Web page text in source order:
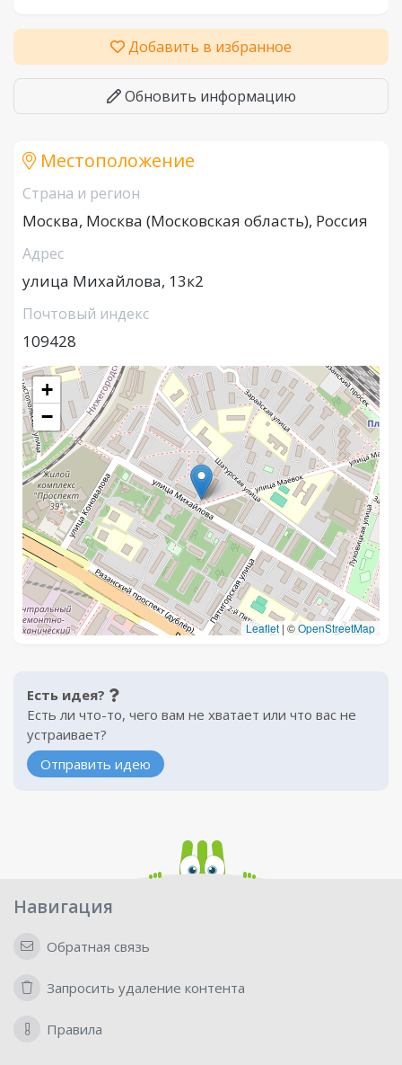
Добавить в избранное
Обновить информацию
Местоположение
Страна и регион
Москва, Москва (Московская область), Россия
Адрес
улица Михайлова, 13к2
Почтовый индекс
109428
+
−
Leaflet | ©OpenStreetMap
Есть идея?
Есть ли что-то, чего вам не хватает или что вас не
устраивает?
Отправить идею
Навигация
Обратная связь
Запросить удаление контента
Правила